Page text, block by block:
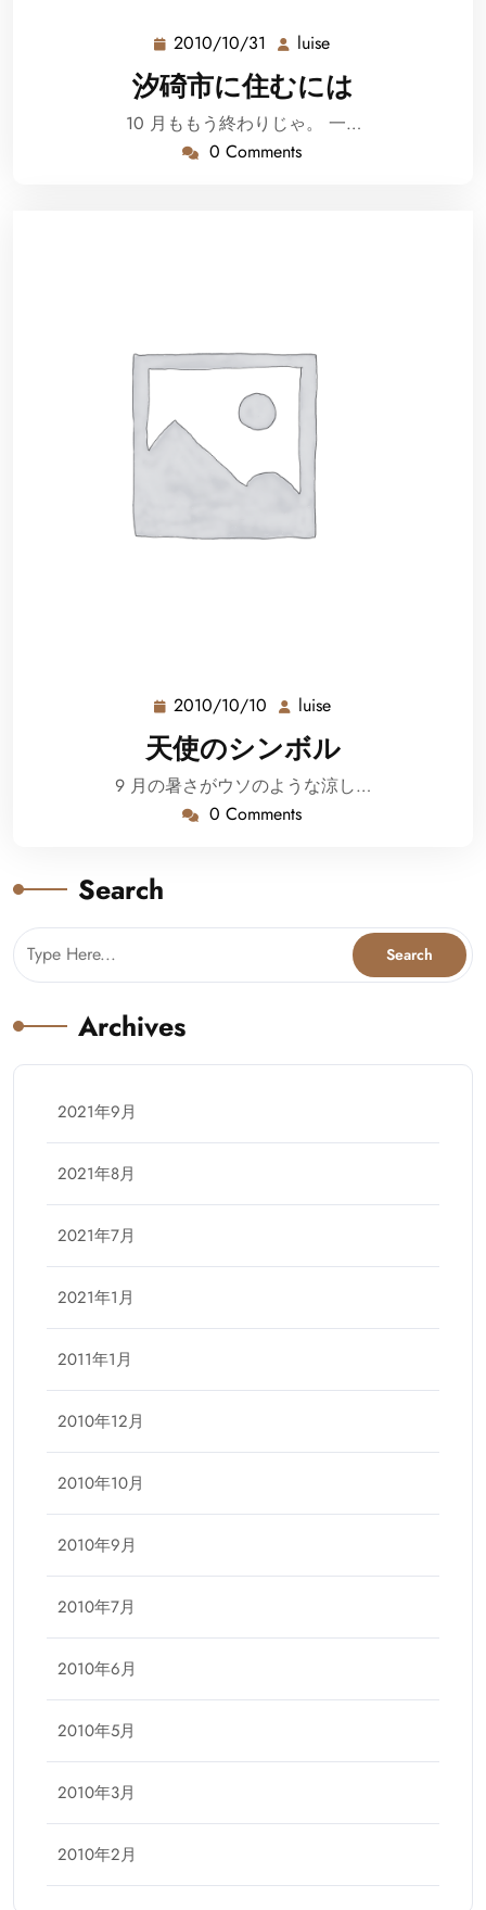
2010/10/31 2010/10/31
luise
汐碕市に住むには
10 月ももう終わりじゃ。 一…
0 Comments
2010/10/10 2010/10/10
luise
天使のシンボル
9 月の暑さがウソのような涼し…
0 Comments
Search
Archives
2021年9月
2021年8月
2021年7月
2021年1月
2011年1月
2010年12月
2010年10月
2010年9月
2010年7月
2010年6月
2010年5月
2010年3月
2010年2月